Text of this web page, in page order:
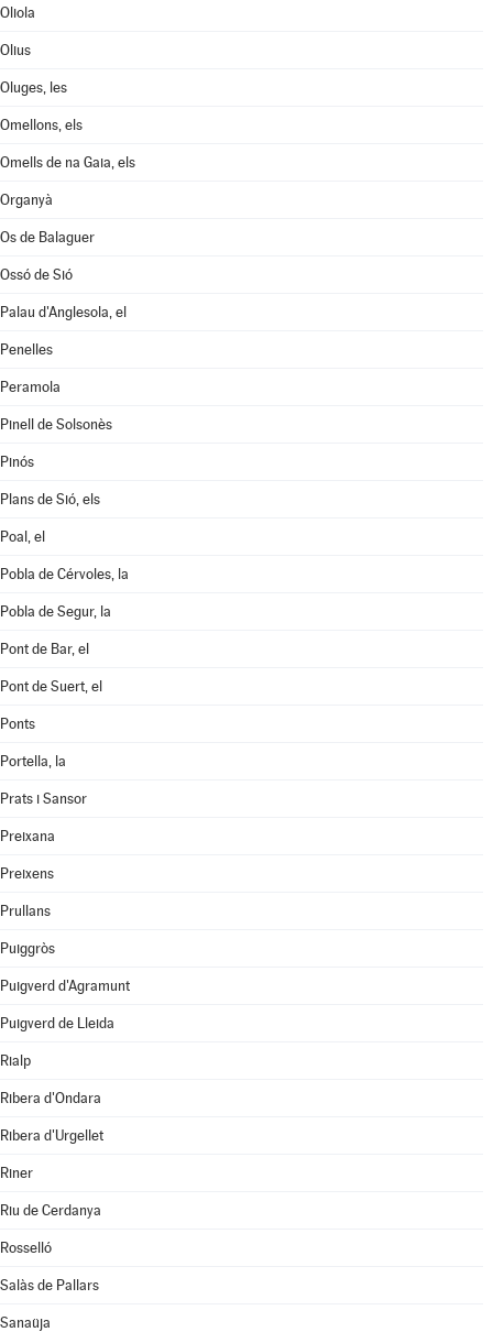
Oliola
Olius
Oluges, les
Omellons, els
Omells de na Gaia, els
Organyà
Os de Balaguer
Ossó de Sió
Palau d'Anglesola, el
Penelles
Peramola
Pinell de Solsonès
Pinós
Plans de Sió, els
Poal, el
Pobla de Cérvoles, la
Pobla de Segur, la
Pont de Bar, el
Pont de Suert, el
Ponts
Portella, la
Prats i Sansor
Preixana
Preixens
Prullans
Puiggròs
Puigverd d'Agramunt
Puigverd de Lleida
Rialp
Ribera d'Ondara
Ribera d'Urgellet
Riner
Riu de Cerdanya
Rosselló
Salàs de Pallars
Sanaüja